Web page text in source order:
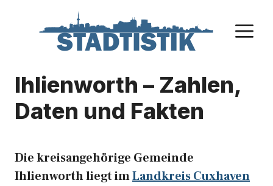
Ihlienworth – Zahlen,
Daten und Fakten
Die kreisangehörige Gemeinde
Ihlienworth liegt imLandkreis Cuxhaven